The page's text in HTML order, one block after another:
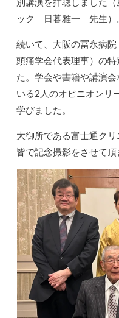
別講演を拝聴しました
ック 日暮雅一 先生）
続いて、大阪の冨永
頭痛学会代表理事）の
た。学会や書籍や講演
いる2人のオピニオンリ
学びました。
大御所である富士通ク
皆で記念撮影をさせて頂